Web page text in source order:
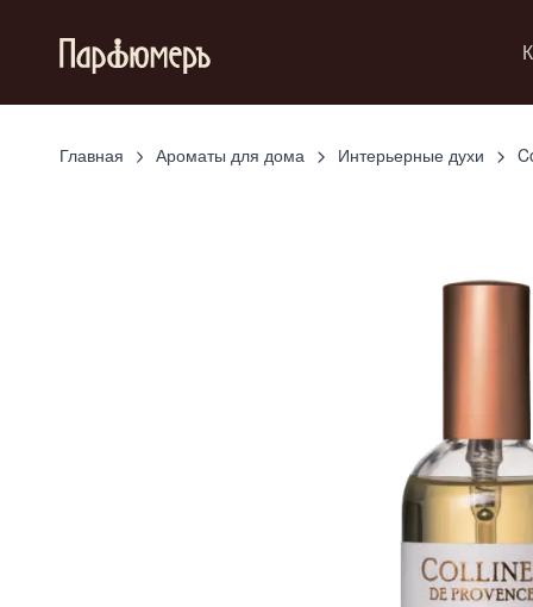
Главная Ароматы для дома Интерьерные духи